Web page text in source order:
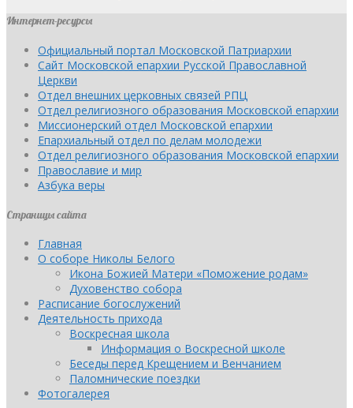
Интернет-ресурсы
Официальный портал Московской Патриархии
Сайт Московской епархии Русской Православной
Церкви
Отдел внешних церковных связей РПЦ
Отдел религиозного образования Московской епархии
Миссионерский отдел Московской епархии
Епархиальный отдел по делам молодежи
Отдел религиозного образования Московской епархии
Православие и мир
Азбука веры
Страницы сайта
Главная
О соборе Николы Белого
Икона Божией Матери «Поможение родам»
Духовенство собора
Расписание богослужений
Деятельность прихода
Воскресная школа
Информация о Воскресной школе
Беседы перед Крещением и Венчанием
Паломнические поездки
Фотогалерея